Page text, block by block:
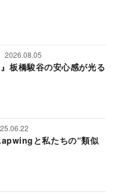
2026.08.05
』板橋駿谷の安心感が光る
と私たちの“類似